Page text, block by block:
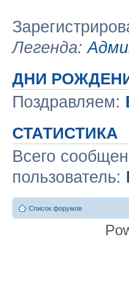
Легенда:
ДНИ
Поздравляем:
СТАТИСТИКА
Всего
пользователь:
Список форумов